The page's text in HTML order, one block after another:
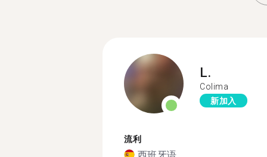
L.
Colima
新加入
流利
西班牙语